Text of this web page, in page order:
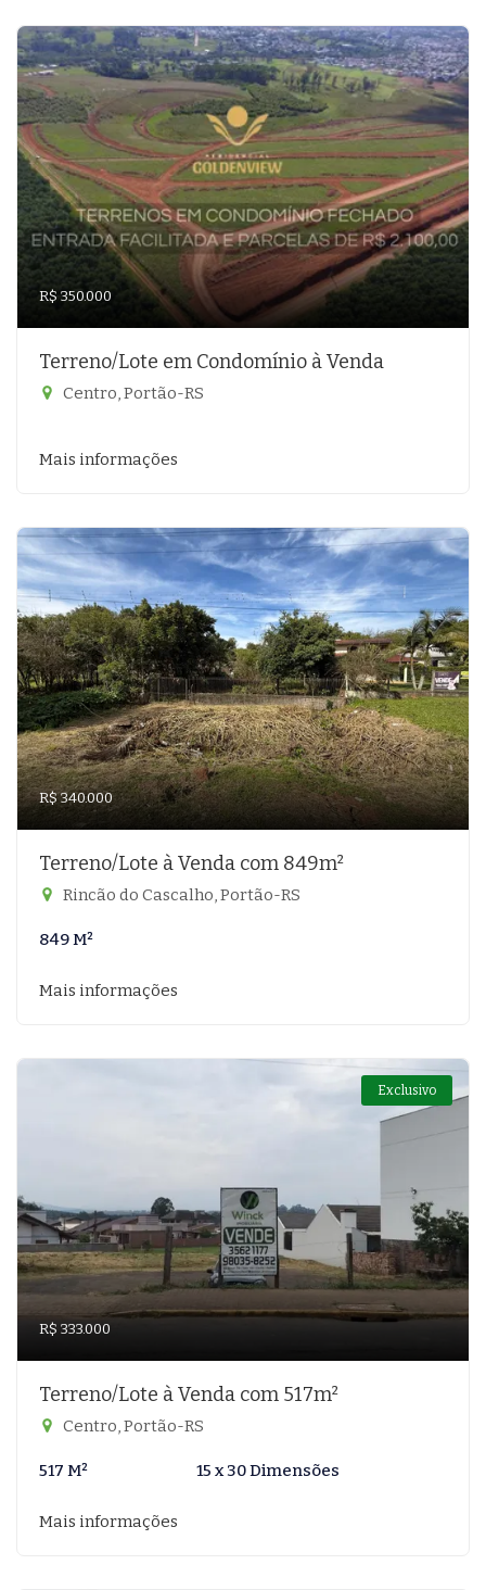
R$ 350.000
Terreno/Lote em Condomínio à Venda
Centro, Portão-RS
Mais informações
R$ 340.000
Terreno/Lote à Venda com 849m²
Rincão do Cascalho, Portão-RS
849 M²
Mais informações
Exclusivo
R$ 333.000
Terreno/Lote à Venda com 517m²
Centro, Portão-RS
517 M² 15 x 30 Dimensões
Mais informações